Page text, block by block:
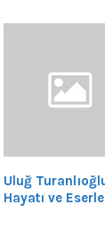
Uluğ
Hayatı ve